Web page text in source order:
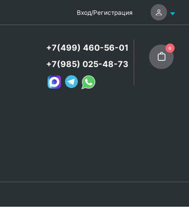
Вход/Регистрация
+7(499) 460-56-01
+7(985) 025-48-73
0